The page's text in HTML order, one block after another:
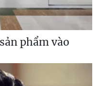
phẩm vào